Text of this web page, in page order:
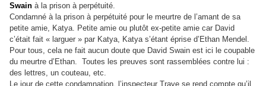
Swain à la prison à perpétuité.
Condamné à la prison à perpétuité pour le meurtre de l’amant de sa
petite amie, Katya. Petite amie ou plutôt ex-petite amie car David
c’était fait « larguer » par Katya, Katya s’étant éprise d’Ethan Mendel.
Pour tous, cela ne fait aucun doute que David Swain est ici le coupable
du meurtre d’Ethan. Toutes les preuves sont rassemblées contre lui :
des lettres, un couteau, etc.
Le jour de cette condamnation, l’inspecteur Trave se rend compte qu’il